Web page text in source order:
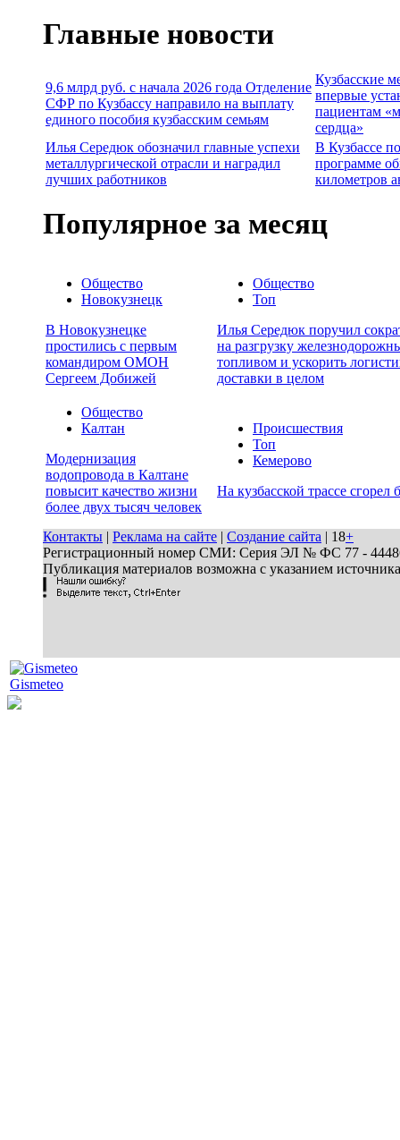
Главные новости
9,6 млрд руб. с начала 2026 года Отделение
СФР по Кузбассу направило на выплату
единого пособия кузбасским семьям
Кузбасские
впервые
пациентам
сердца»
Илья Середюк обозначил главные успехи
металлургической отрасли и наградил
лучших работников
В Кузбассе
программе
километров
Популярное за месяц
Общество
Новокузнецк
В Новокузнецке
простились с первым
командиром ОМОН
Сергеем Добижей
Общество
Топ
Илья Середюк поручил
на разгрузку
топливом и ускорить
доставки в целом
Общество
Калтан
Модернизация
водопровода в Калтане
повысит качество жизни
более двух тысяч человек
Происшествия
Топ
Кемерово
На кузбасской трассе сгорел
Контакты | Реклама на сайте | Создание сайта | 18+
Регистрационный номер СМИ: Серия ЭЛ № ФС 77 - 44486
Публикация материалов возможна с указанием
Gismeteo